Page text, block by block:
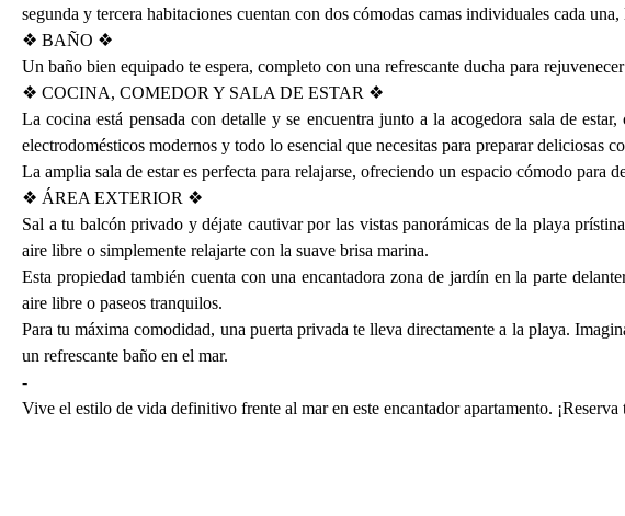
segunda y tercera habitaciones cuentan con dos cómodas camas individuales cada
❖ BAÑO ❖
Un baño bien equipado te espera, completo con una refrescante ducha para
❖ COCINA, COMEDOR Y SALA DE ESTAR ❖
La cocina está pensada con detalle y se encuentra junto a la acogedora sala de
electrodomésticos modernos y todo lo esencial que necesitas para preparar deliciosas
La amplia sala de estar es perfecta para relajarse, ofreciendo un espacio cómodo para
❖ ÁREA EXTERIOR ❖
Sal a tu balcón privado y déjate cautivar por las vistas panorámicas de la playa
aire libre o simplemente relajarte con la suave brisa marina.
Esta propiedad también cuenta con una encantadora zona de jardín en la parte
aire libre o paseos tranquilos.
Para tu máxima comodidad, una puerta privada te lleva directamente a la playa.
un refrescante baño en el mar.
-
Vive el estilo de vida definitivo frente al mar en este encantador apartamento.